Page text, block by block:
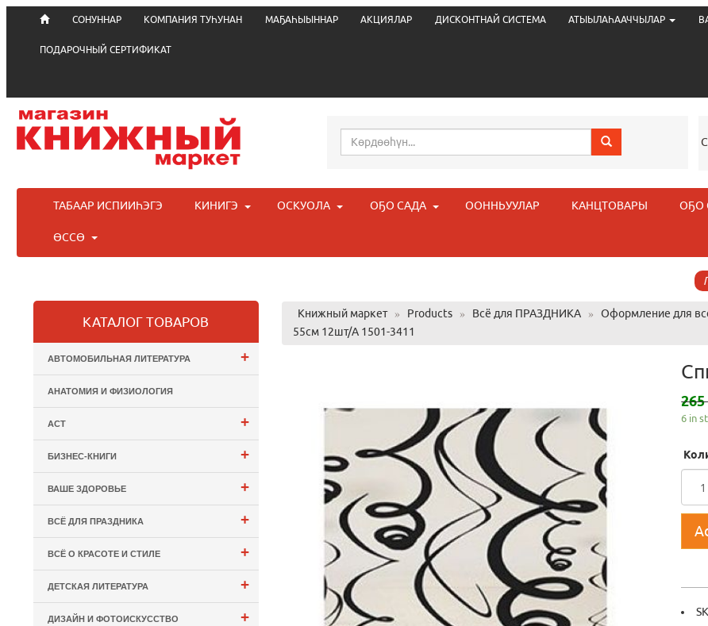
СОНУННАР КОМПАНИЯ ТУҺУНАН МАҔАҺЫЫННАР АКЦИЯЛАР ДИСКОНТНАЙ СИСТЕМА АТЫЫЛАҺААЧЧЫЛАР
ПОДАРОЧНЫЙ СЕРТИФИКАТ
ТАБААР ИСПИИҺЭГЭ КИНИГЭ ОСКУОЛА ОҔО САДА ООННЬУУЛАР КАНЦТОВАРЫ ОҔО
ӨССӨ
Книжный маркет » Products » Всё для ПРАЗДНИКА » Оформление для
55см 12шт/A 1501-3411
265
6 in
КАТАЛОГ ТОВАРОВ
+
АВТОМОБИЛЬНАЯ ЛИТЕРАТУРА
АНАТОМИЯ И ФИЗИОЛОГИЯ
+
АСТ
+
БИЗНЕС-КНИГИ
+
ВАШЕ ЗДОРОВЬЕ
+
ВСЁ ДЛЯ ПРАЗДНИКА
+
ВСЁ О КРАСОТЕ И СТИЛЕ
+
ДЕТСКАЯ ЛИТЕРАТУРА
+
ДИЗАЙН И ФОТОИСКУССТВО